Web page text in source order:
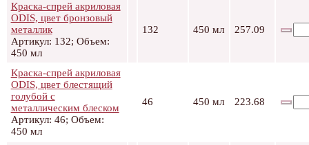
Краска-спрей акриловая
ODIS, цвет бронзовый
металлик
Артикул: 132; Объем:
450 мл
132 450 мл 257.09
Краска-спрей акриловая
ODIS, цвет блестящий
голубой с
металлическим блеском
Артикул: 46; Объем:
450 мл
46 450 мл 223.68